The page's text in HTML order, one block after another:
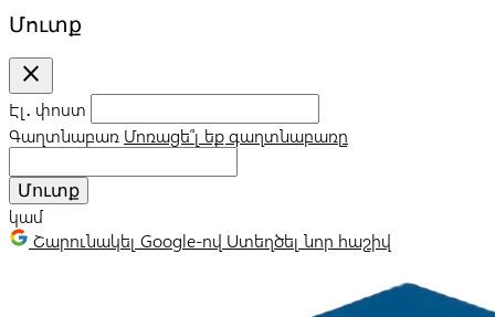
Մուտք
close
Էլ․ փոստ
Գաղտնաբառ Մոռացե՞լ եք գաղտնաբառը
Մուտք
կամ
Շարունակել Google-ով Ստեղծել նոր հաշիվ